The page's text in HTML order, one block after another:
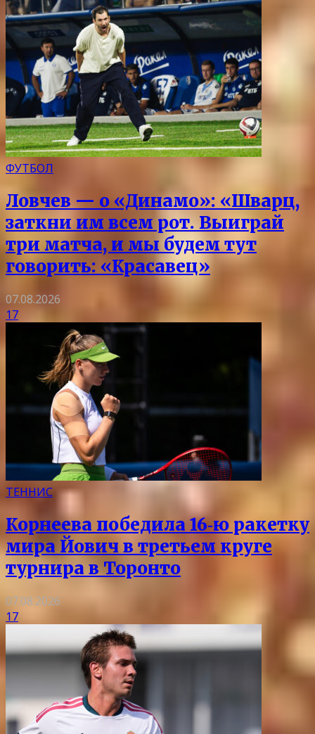
ФУТБОЛ
Ловчев — о «Динамо»: «Шварц,
заткни им всем рот. Выиграй
три матча, и мы будем тут
говорить: «Красавец»
07.08.2026
17
ТЕННИС
Корнеева победила 16‑ю ракетку
мира Йович в третьем круге
турнира в Торонто
07.08.2026
17